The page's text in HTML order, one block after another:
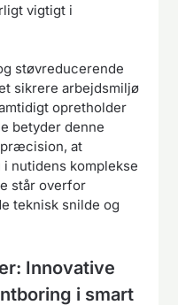
vigtigt i
støvreducerende
sikrere arbejdsmiljø
opretholder
betyder denne
at
nutidens komplekse
står overfor
teknisk snilde og
Innovative
i smart